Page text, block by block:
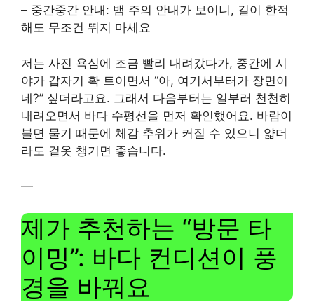
– 중간중간 안내: 뱀 주의 안내가 보이니, 길이 한적
해도 무조건 뛰지 마세요
저는 사진 욕심에 조금 빨리 내려갔다가, 중간에 시
야가 갑자기 확 트이면서 “아, 여기서부터가 장면이
네?” 싶더라고요. 그래서 다음부터는 일부러 천천히
내려오면서 바다 수평선을 먼저 확인했어요. 바람이
불면 물기 때문에 체감 추위가 커질 수 있으니 얇더
라도 겉옷 챙기면 좋습니다.
—
제가 추천하는 “방문 타
이밍”: 바다 컨디션이 풍
경을 바꿔요